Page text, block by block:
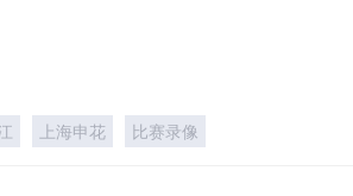
上海申花 比赛录像